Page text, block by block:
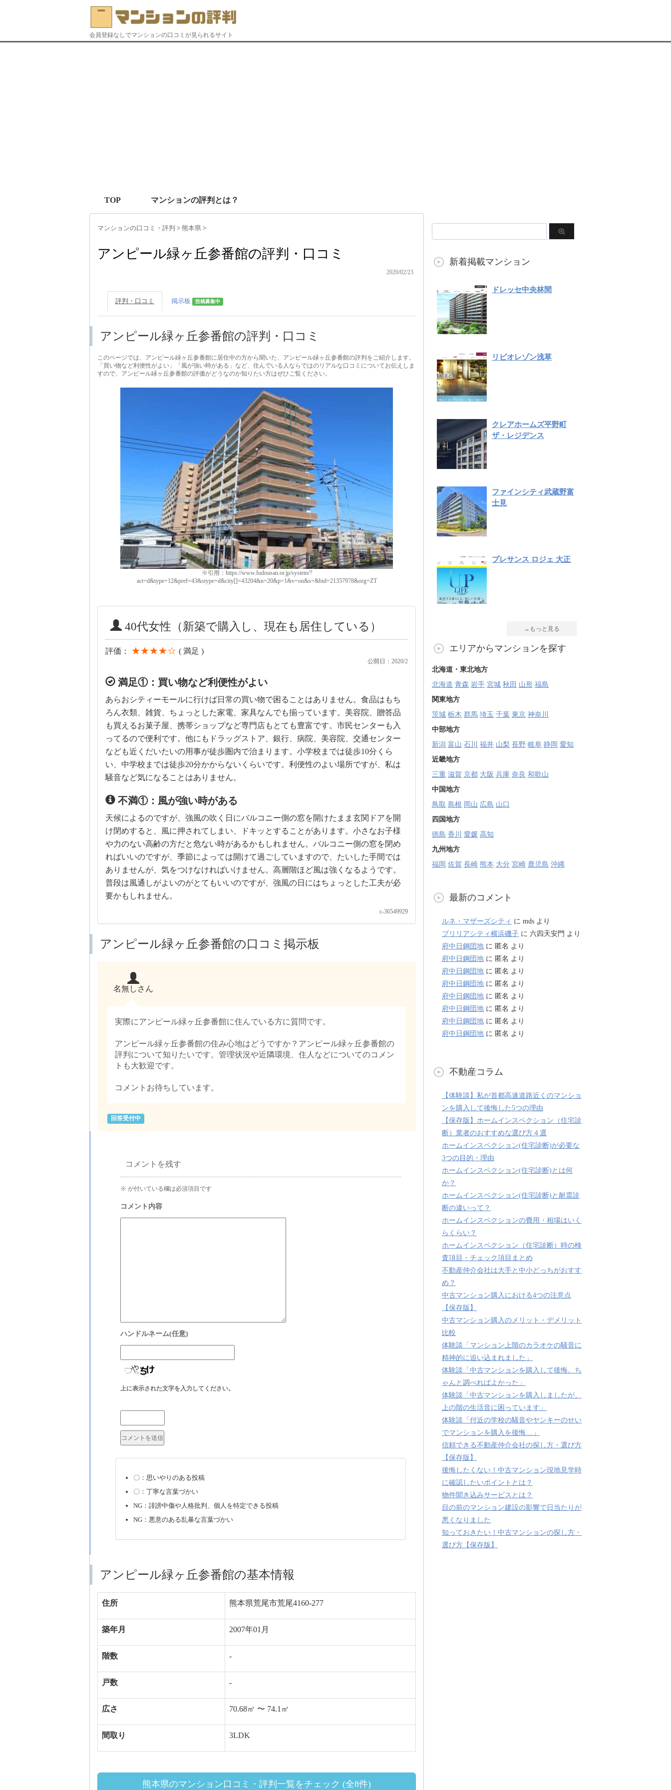
会員登録なしでマンションの口コミが見られるサイト
TOP マンションの評判とは？
マンションの口コミ・評判 > 熊本県 >
アンピール緑ヶ丘参番館の評判・口コミ
2020/02/23
評判・口コミ 掲示板 投稿募集中
アンピール緑ヶ丘参番館の評判・口コミ
このページでは、アンピール緑ヶ丘参番館に居住中の方から聞いた、アンピール緑ヶ丘参番館の評判をご紹介します。
「買い物など利便性がよい」「風が強い時がある」など、住んでいる人ならではのリアルな口コミについてお伝えしま
すので、アンピール緑ヶ丘参番館の評価がどうなのか知りたい方はぜひご覧ください。
※引用：https://www.fudousan.or.jp/system/?
act=d&type=12&pref=43&stype=d&city[]=43204&n=20&p=1&v=on&s=&bid=21357978&org=ZT
40代女性（新築で購入し、現在も居住している）
評価： ★★★★☆ ( 満足 )
公開日：2020/2
満足①：買い物など利便性がよい
あらおシティーモールに行けば日常の買い物で困ることはありません。食品はもち
ろん衣類、雑貨、ちょっとした家電、家具なんでも揃っています。美容院、贈答品
も買えるお菓子屋、携帯ショップなど専門店もとても豊富です。市民センターも入
ってるので便利です。他にもドラッグストア、銀行、病院、美容院、交通センター
なども近くだいたいの用事が徒歩圏内で治まります。小学校までは徒歩10分くら
い、中学校までは徒歩20分かからないくらいです。利便性のよい場所ですが、私は
騒音など気になることはありません。
不満①：風が強い時がある
天候によるのですが、強風の吹く日にバルコニー側の窓を開けたまま玄関ドアを開
け閉めすると、風に押されてしまい、ドキッとすることがあります。小さなお子様
や力のない高齢の方だと危ない時があるかもしれません。バルコニー側の窓を閉め
ればいいのですが、季節によっては開けて過ごしていますので、たいした手間では
ありませんが、気をつけなければいけません。高層階ほど風は強くなるようです。
普段は風通しがよいのがとてもいいのですが、強風の日にはちょっとした工夫が必
要かもしれません。
c-36549929
アンピール緑ヶ丘参番館の口コミ掲示板
名無しさん
実際にアンピール緑ヶ丘参番館に住んでいる方に質問です。
アンピール緑ヶ丘参番館の住み心地はどうですか？アンピール緑ヶ丘参番館の
評判について知りたいです。管理状況や近隣環境、住人などについてのコメン
トも大歓迎です。
コメントお待ちしています。
回答受付中
コメントを残す
※ が付いている欄は必須項目です
上に表示された文字を入力してください。
〇：思いやりのある投稿
〇：丁寧な言葉づかい
NG：誹謗中傷や人格批判、個人を特定できる投稿
NG：悪意のある乱暴な言葉づかい
アンピール緑ヶ丘参番館の基本情報
住所 熊本県荒尾市荒尾4160-277
築年月 2007年01月
階数 -
戸数 -
広さ 70.68㎡ 〜 74.1㎡
間取り 3LDK
熊本県のマンション口コミ・評判一覧をチェック (全8件)
新着掲載マンション
ドレッセ中央林間
リビオレゾン浅草
クレアホームズ平野町
ザ・レジデンス
ファインシティ武蔵野富
士見
プレサンス ロジェ 大正
→もっと見る
エリアからマンションを探す
北海道・東北地方
北海道 青森 岩手 宮城 秋田 山形 福島
関東地方
茨城 栃木 群馬 埼玉 千葉 東京 神奈川
中部地方
新潟 富山 石川 福井 山梨 長野 岐阜 静岡 愛知
近畿地方
三重 滋賀 京都 大阪 兵庫 奈良 和歌山
中国地方
鳥取 島根 岡山 広島 山口
四国地方
徳島 香川 愛媛 高知
九州地方
福岡 佐賀 長崎 熊本 大分 宮崎 鹿児島 沖縄
最新のコメント
ルネ・マザーズシティ に mds より
ブリリアシティ横浜磯子 に 六四天安門 より
府中日鋼団地 に 匿名 より
府中日鋼団地 に 匿名 より
府中日鋼団地 に 匿名 より
府中日鋼団地 に 匿名 より
府中日鋼団地 に 匿名 より
府中日鋼団地 に 匿名 より
府中日鋼団地 に 匿名 より
府中日鋼団地 に 匿名 より
不動産コラム
【体験談】私が首都高速道路近くのマンショ
ンを購入して後悔した5つの理由
【保存版】ホームインスペクション（住宅診
断）業者のおすすめな選び方４選
ホームインスペクション(住宅診断)が必要な
3つの目的・理由
ホームインスペクション(住宅診断)とは何
か？
ホームインスペクション(住宅診断)と耐震診
断の違いって？
ホームインスペクションの費用・相場はいく
らくらい？
ホームインスペクション（住宅診断）時の検
査項目・チェック項目まとめ
不動産仲介会社は大手と中小どっちがおすす
め？
中古マンション購入における4つの注意点
【保存版】
中古マンション購入のメリット・デメリット
比較
体験談「マンション上階のカラオケの騒音に
精神的に追い込まれました」
体験談「中古マンションを購入して後悔。ち
ゃんと調べればよかった」
体験談「中古マンションを購入しましたが、
上の階の生活音に困っています」
体験談「付近の学校の騒音やヤンキーのせい
でマンションを購入を後悔…」
信頼できる不動産仲介会社の探し方・選び方
【保存版】
後悔したくない！中古マンション現地見学時
に確認したいポイントとは？
物件聞き込みサービスとは？
目の前のマンション建設の影響で日当たりが
悪くなりました
知っておきたい！中古マンションの探し方・
選び方【保存版】